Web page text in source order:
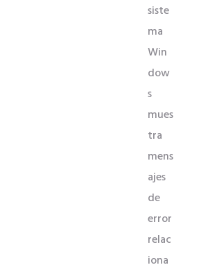
siste
ma
Win
dow
s
mues
tra
mens
ajes
de
error
relac
iona